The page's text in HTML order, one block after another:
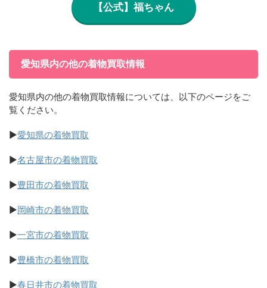
【公式】福ちゃん
愛知県内の他の着物買取情報
愛知県内の他の着物買取情報については、以下のページをご
覧ください。
▶愛知県の着物買取
▶名古屋市の着物買取
▶豊田市の着物買取
▶岡崎市の着物買取
▶一宮市の着物買取
▶豊橋市の着物買取
▶春日井市の着物買取